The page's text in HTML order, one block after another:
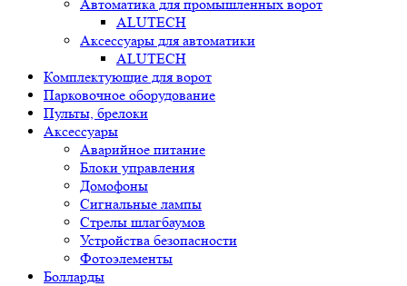
Автоматика для промышленных ворот
ALUTECH
Аксессуары для автоматики
ALUTECH
Комплектующие для ворот
Парковочное оборудование
Пульты, брелоки
Аксессуары
Аварийное питание
Блоки управления
Домофоны
Сигнальные лампы
Стрелы шлагбаумов
Устройства безопасности
Фотоэлементы
Болларды